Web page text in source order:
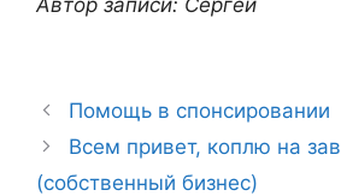
Автор записи: Сергей
Помощь в спонсировании
Всем привет, коплю на
(собственный бизнес)